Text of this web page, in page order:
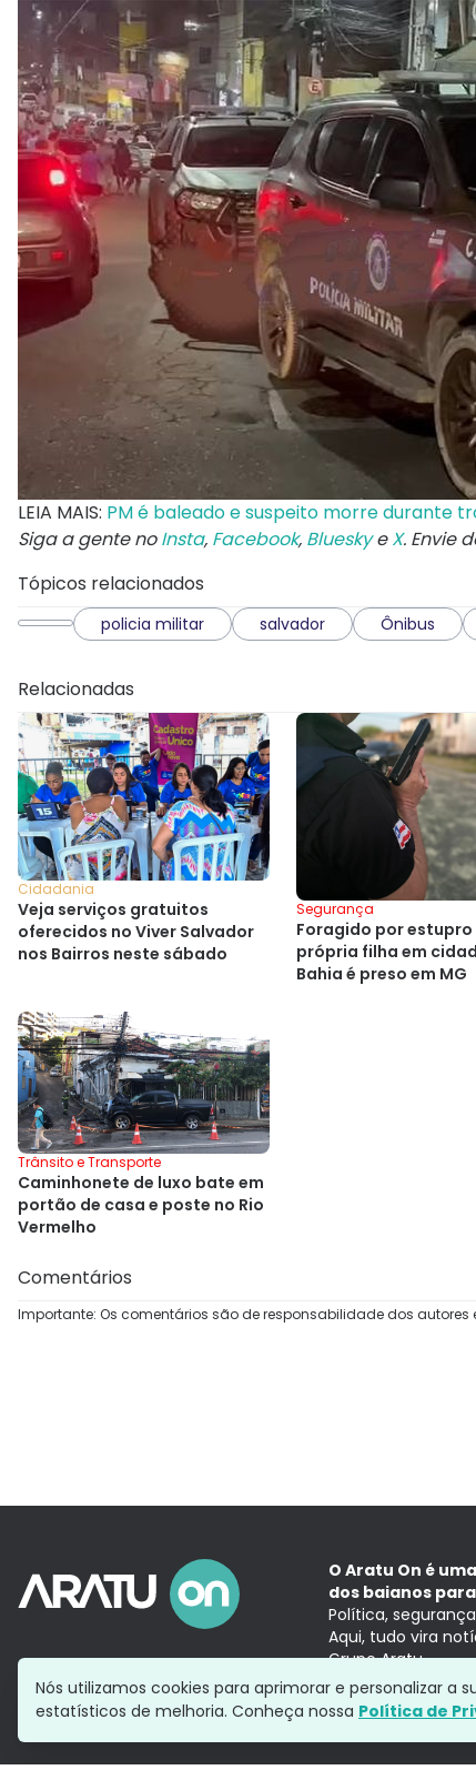
LEIA MAIS: PM é baleado e suspeito morre durante
Siga a gente noInsta, Facebook, BlueskyeX. Envie
Tópicos relacionados
policia militar salvador Ônibus
Relacionadas
Cidadania
Veja serviços gratuitos
oferecidos no Viver Salvador
nos Bairros neste sábado
Segurança
Foragido por estupro
própria filha em
Bahia é preso em MG
Trânsito e Transporte
Caminhonete de luxo bate em
portão de casa e poste no Rio
Vermelho
Comentários
Importante: Os comentários são de responsabilidade dos autores
O Aratu On é
dos baianos
Política,
Aqui, tudo vira
Grupo Aratu
Nós utilizamos cookies para aprimorar e personalizar
estatísticos de melhoria. Conheça nossa Política de